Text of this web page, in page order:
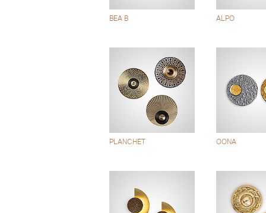
BEA B ALPO
PLANCHET OONA